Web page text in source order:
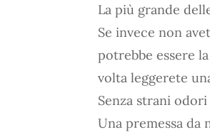
La più grande
Se invece non
potrebbe essere
volta leggerete
Senza strani
Una premessa da